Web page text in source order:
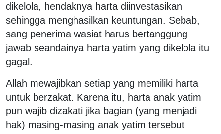
dikelola, hendaknya harta diinvestasikan
sehingga menghasilkan keuntungan. Sebab,
sang penerima wasiat harus bertanggung
jawab seandainya harta yatim yang dikelola itu
gagal.
Allah mewajibkan setiap yang memiliki harta
untuk berzakat. Karena itu, harta anak yatim
pun wajib dizakati jika bagian (yang menjadi
hak) masing-masing anak yatim tersebut